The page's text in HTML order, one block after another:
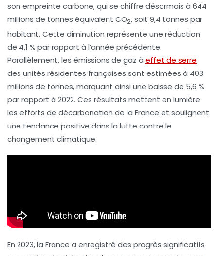
son empreinte carbone, qui se chiffre désormais à 644
millions de tonnes équivalent CO2, soit 9,4 tonnes par
habitant. Cette diminution représente une réduction
de 4,1 % par rapport à l’année précédente.
Parallèlement, les émissions de gaz à effet de serre
des unités résidentes françaises sont estimées à 403
millions de tonnes, marquant ainsi une baisse de 5,6 %
par rapport à 2022. Ces résultats mettent en lumière
les efforts de décarbonation de la France et soulignent
une tendance positive dans la lutte contre le
changement climatique.
En 2023, la France a enregistré des progrès significatifs